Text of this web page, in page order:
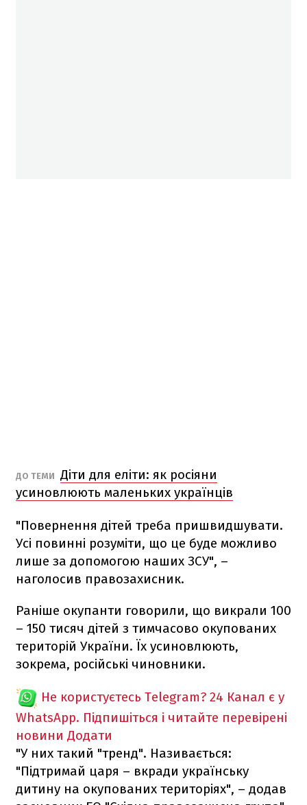
ДО ТЕМИ Діти для еліти: як росіяни
усиновлюють маленьких українців
"Повернення дітей треба пришвидшувати.
Усі повинні розуміти, що це буде можливо
лише за допомогою наших ЗСУ", –
наголосив правозахисник.
Раніше окупанти говорили, що викрали 100
– 150 тисяч дітей з тимчасово окупованих
територій України. Їх усиновлюють,
зокрема, російські чиновники.
Не користуєтесь Telegram? 24 Канал є у
WhatsApp. Підпишіться і читайте перевірені
новини Додати
"У них такий "тренд". Називається:
"Підтримай царя – вкради українську
дитину на окупованих територіях", – додав